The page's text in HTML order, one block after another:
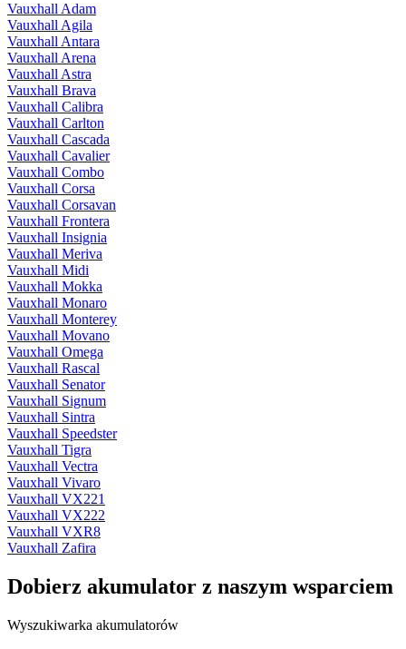
Vauxhall Adam
Vauxhall Agila
Vauxhall Antara
Vauxhall Arena
Vauxhall Astra
Vauxhall Brava
Vauxhall Calibra
Vauxhall Carlton
Vauxhall Cascada
Vauxhall Cavalier
Vauxhall Combo
Vauxhall Corsa
Vauxhall Corsavan
Vauxhall Frontera
Vauxhall Insignia
Vauxhall Meriva
Vauxhall Midi
Vauxhall Mokka
Vauxhall Monaro
Vauxhall Monterey
Vauxhall Movano
Vauxhall Omega
Vauxhall Rascal
Vauxhall Senator
Vauxhall Signum
Vauxhall Sintra
Vauxhall Speedster
Vauxhall Tigra
Vauxhall Vectra
Vauxhall Vivaro
Vauxhall VX221
Vauxhall VX222
Vauxhall VXR8
Vauxhall Zafira
Dobierz akumulator z naszym wsparciem
Wyszukiwarka akumulatorów